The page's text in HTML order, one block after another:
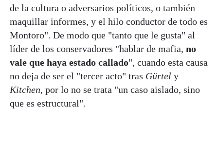
de la cultura o adversarios políticos, o también
maquillar informes, y el hilo conductor de todo es
Montoro". De modo que "tanto que le gusta" al
líder de los conservadores "hablar de mafia, no
vale que haya estado callado", cuando esta causa
no deja de ser el "tercer acto" tras Gürtel y
Kitchen, por lo no se trata "un caso aislado, sino
que es estructural".